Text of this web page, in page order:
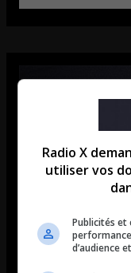
Radio X
utiliser vos
Publicités et
d’audience